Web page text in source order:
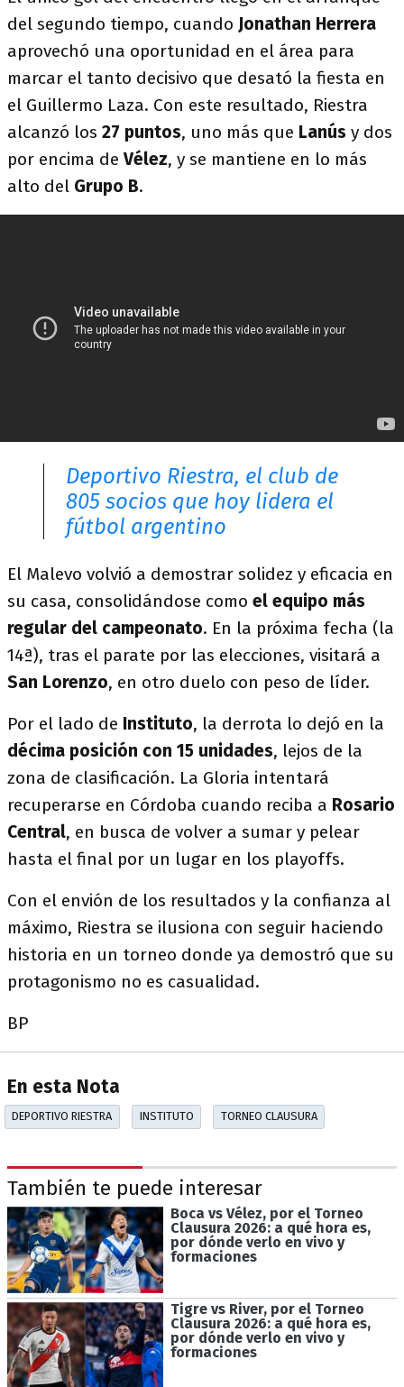
del segundo tiempo, cuando Jonathan Herrera
aprovechó una oportunidad en el área para
marcar el tanto decisivo que desató la fiesta en
el Guillermo Laza. Con este resultado, Riestra
alcanzó los 27 puntos, uno más que Lanús y dos
por encima deVélez, y se mantiene en lo más
alto del Grupo B.
Deportivo Riestra, el club de
805 socios que hoy lidera el
fútbol argentino
El Malevo volvió a demostrar solidez y eficacia en
su casa, consolidándose como el equipo más
regular del campeonato. En la próxima fecha (la
14ª), tras el parate por las elecciones, visitará a
San Lorenzo, en otro duelo con peso de líder.
Por el lado de Instituto, la derrota lo dejó en la
décima posición con 15 unidades, lejos de la
zona de clasificación. La Gloria intentará
recuperarse en Córdoba cuando reciba a Rosario
Central, en busca de volver a sumar y pelear
hasta el final por un lugar en los playoffs.
Con el envión de los resultados y la confianza al
máximo, Riestra se ilusiona con seguir haciendo
historia en un torneo donde ya demostró que su
protagonismo no es casualidad.
BP
En esta Nota
DEPORTIVO RIESTRA INSTITUTO TORNEO CLAUSURA
También te puede interesar
Boca vs Vélez, por el Torneo
Clausura 2026: a qué hora es,
por dónde verlo en vivo y
formaciones
Tigre vs River, por el Torneo
Clausura 2026: a qué hora es,
por dónde verlo en vivo y
formaciones